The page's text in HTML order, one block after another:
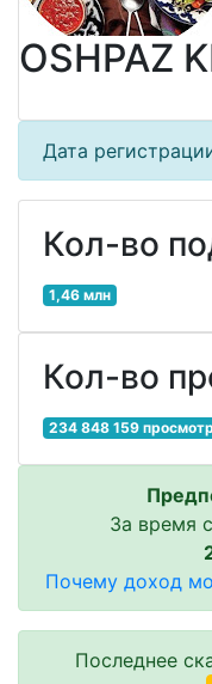
OSHPAZ
Дата
Кол-во
1,46 млн
Кол-во
234 848 159
За время
Почему доход
Последнее